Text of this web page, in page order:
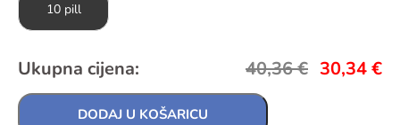
10 pill
Ukupna cijena: 40,36€ 30,34€
DODAJ U KOŠARICU